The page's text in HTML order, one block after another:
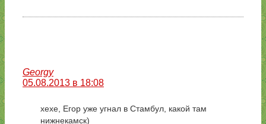
Georgy
05.08.2013 в 18:08
хехе, Егор уже угнал в Стамбул, какой там
нижнекамск)